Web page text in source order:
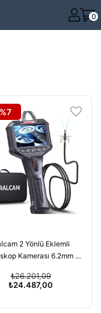
0
2 Yönlü Eklemli
Kamerası 6.2mm -
₺24.487,00
₺26.201,09
%7